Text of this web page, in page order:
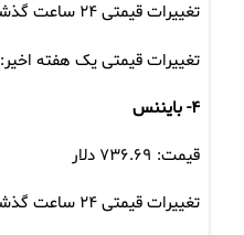
تغییرات قیمتی ۲۴ ساعت گذشته: ۰.۰۲ درصد کاهش
تغییرات قیمتی یک هفته اخیر: ۰.۰۳ درصد کاهش
۴- بایننس
قیمت: ۷۳۶.۶۹ دلار
تغییرات قیمتی ۲۴ ساعت گذشته: ۱۰.۷۱ درصد افزایش